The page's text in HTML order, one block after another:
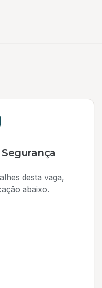
mais
desta vaga,
abaixo.